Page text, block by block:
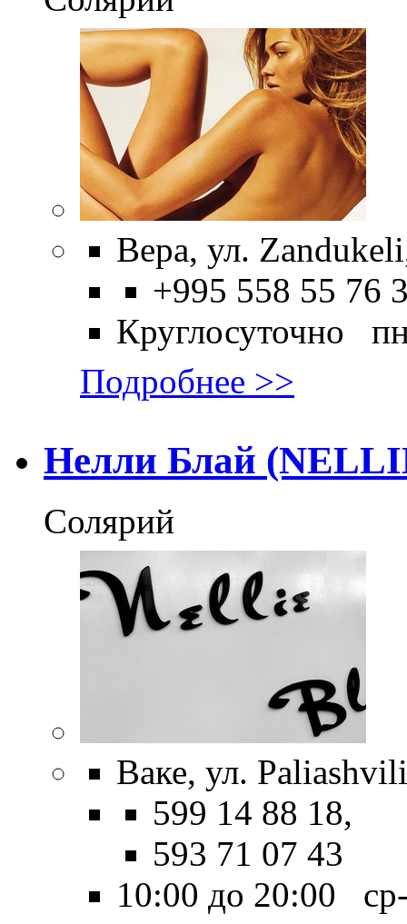
Вера, ул.
+995 558 55 76
Круглосуточно
Подробнее >>
Нелли Блай
Солярий
Ваке, ул.
599 14 88 18,
593 71 07 43
10:00 до 20:00